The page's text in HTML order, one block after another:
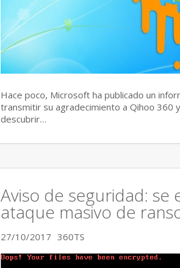
Hace poco, Microsoft ha publicado un
transmitir su agradecimiento a Qihoo 360
descubrir…
Aviso de seguridad:
ataque masivo de
27/10/2017 360TS